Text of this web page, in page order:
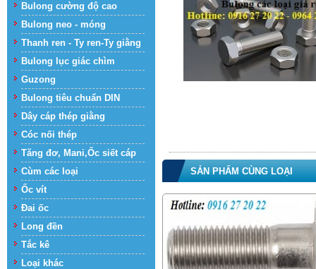
Bulong cường độ cao
Bulong neo - móng
Thanh ren - Ty ren-Ty giằng
Bulong lục giác chìm
Guzong
Bulong tiêu chuẩn DIN
Dây cáp thép giằng
Cóc nối thép
Tăng đơ, Mani,Ốc siết cáp
Cùm các loại
Ốc vít
Đai ốc
Long đền
Tắc kê
Loại khác
SẢN PHẨM CÙNG LOẠI